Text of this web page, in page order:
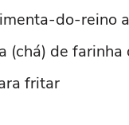
do-reino
(chá) de
fritar